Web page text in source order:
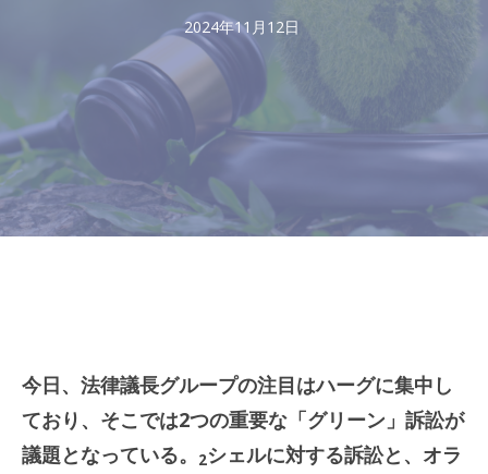
2024年11月12日
今日、法律議長グループの注目はハーグに集中し
ており、そこでは2つの重要な「グリーン」訴訟が
議題となっている。
2シェルに対する訴訟と、オラ